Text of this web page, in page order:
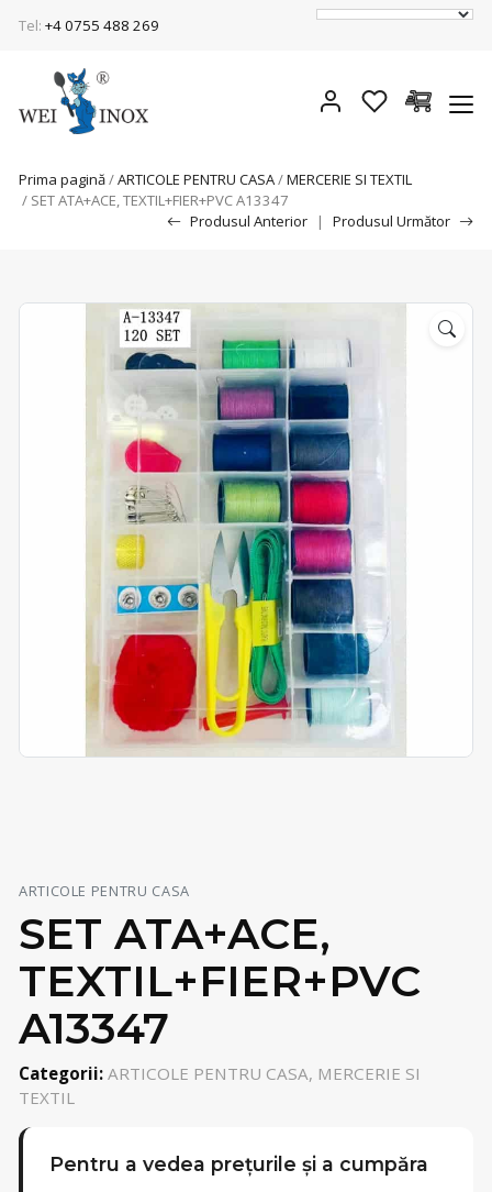
Tel: +4 0755 488 269
Prima pagină/ARTICOLE PENTRU CASA/MERCERIE SI TEXTIL
/ SET ATA+ACE, TEXTIL+FIER+PVC A13347
Produsul Anterior
| Produsul Următor
ARTICOLE PENTRU CASA
SET ATA+ACE,
TEXTIL+FIER+PVC
A13347
Categorii: ARTICOLE PENTRU CASA, MERCERIE SI
TEXTIL
Pentru a vedea prețurile și a cumpăra